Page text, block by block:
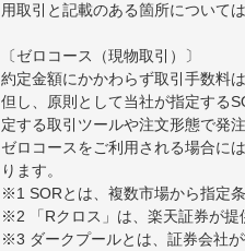
用取引と記載のある箇所について
〔ゼロコース（現物取引）〕
約定金額にかかわらず取引手数料
但し、原則として当社が指定する
定する取引ツールや注文形態で発
ゼロコースをご利用される場合に
ります。
※1 SORとは、複数市場から指定
※2 「Rクロス」は、楽天証券が
※3 ダークプールとは、証券会社